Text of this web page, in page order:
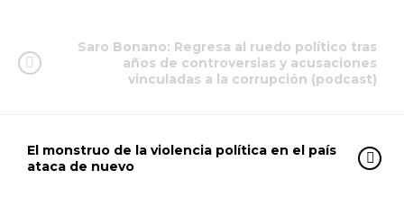
Saro Bonano: Regresa al ruedo político tras
años de controversias y acusaciones
vinculadas a la corrupción (podcast)
El monstruo de la violencia política en el país
ataca de nuevo